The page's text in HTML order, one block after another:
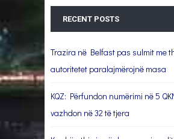
RECENT POSTS
Trazira në Belfast pas sulmit me
autoritetet paralajmërojnë masa
KQZ: Përfundon numërimi në 5
vazhdon në 32 të tjera